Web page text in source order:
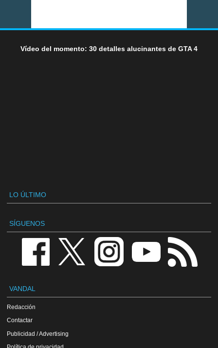
Vídeo del momento: 30 detalles alucinantes de GTA 4
LO ÚLTIMO
SÍGUENOS
VANDAL
Redacción
Contactar
Publicidad / Advertising